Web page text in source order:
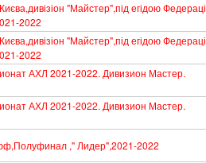
"Майстер",під егідою
2022
"Майстер",під егідою
2022
АХЛ 2021-2022. Дивизион Мастер.
АХЛ 2021-2022. Дивизион Мастер.
," Лидер",2021-2022